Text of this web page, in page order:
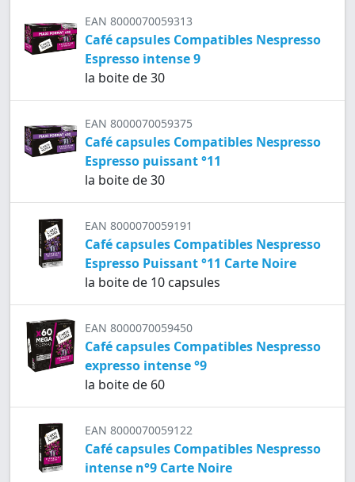
EAN 8000070059313
Café capsules Compatibles Nespresso
Espresso intense 9
la boite de 30
EAN 8000070059375
Café capsules Compatibles Nespresso
Espresso puissant °11
la boite de 30
EAN 8000070059191
Café capsules Compatibles Nespresso
Espresso Puissant °11 Carte Noire
la boite de 10 capsules
EAN 8000070059450
Café capsules Compatibles Nespresso
expresso intense °9
la boite de 60
EAN 8000070059122
Café capsules Compatibles Nespresso
intense n°9 Carte Noire